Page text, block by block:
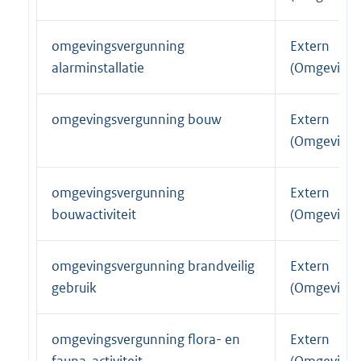
omgevingsvergunning
alarminstallatie
Extern
omgevingsvergunning bouw
Extern
omgevingsvergunning
bouwactiviteit
Extern
omgevingsvergunning brandveilig
gebruik
Extern
omgevingsvergunning flora- en
Extern